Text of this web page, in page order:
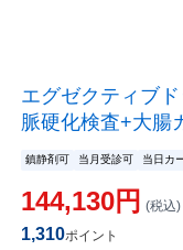
エグゼクティブ
脈硬化検査+大腸
鎮静剤可 当月受診可 当日カ
144,130円 (税込)
1,310ポイント